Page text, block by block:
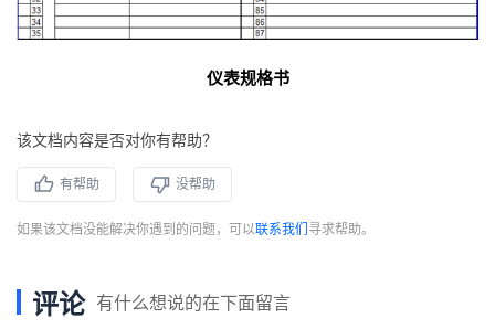
仪表规格书
该文档内容是否对你有帮助？
有帮助 没帮助
如果该文档没能解决你遇到的问题，可以联系我们 寻求帮助。
评论 有什么想说的在下面留言